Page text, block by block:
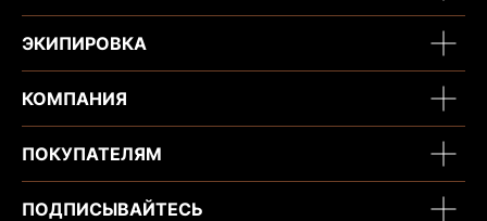
ЭКИПИРОВКА
КОМПАНИЯ
ПОКУПАТЕЛЯМ
ПОДПИСЫВАЙТЕСЬ